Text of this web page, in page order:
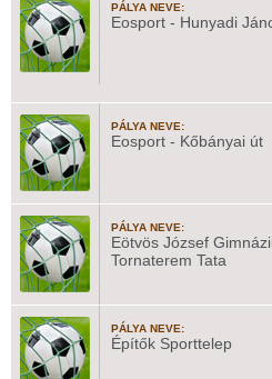
PÁLYA NEVE:
Eosport - Hunyadi
PÁLYA NEVE:
Eosport - Kőbányai út
PÁLYA NEVE:
Eötvös József
Tornaterem Tata
PÁLYA NEVE:
Építők Sporttelep